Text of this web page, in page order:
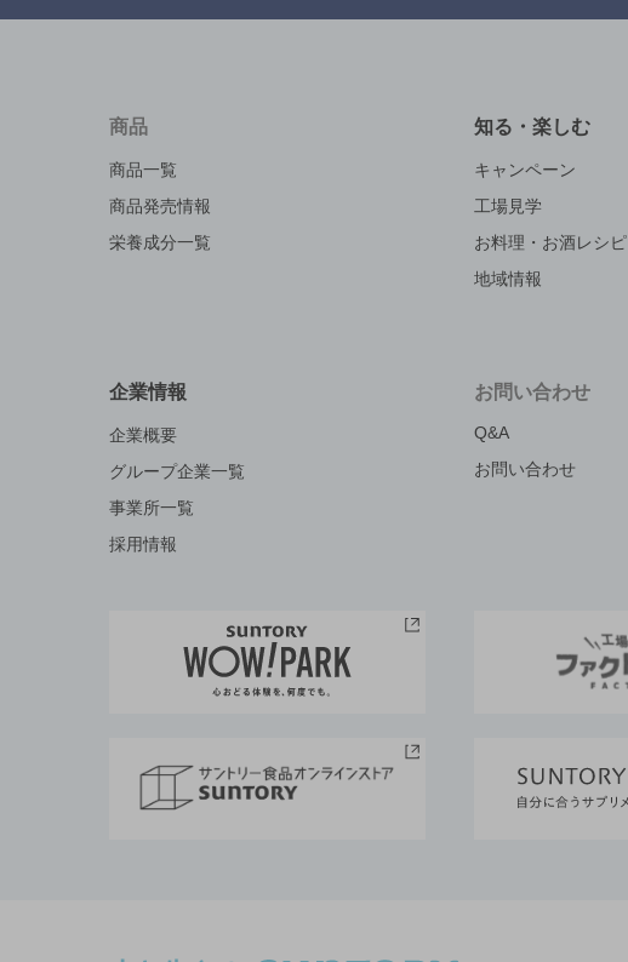
商品
商品一覧
商品発売情報
栄養成分一覧
知る・楽しむ
キャンペーン
工場見学
お料理・お酒レシピ
地域情報
企業情報
企業概要
グループ企業一覧
事業所一覧
採用情報
お問い合わせ
Q&A
お問い合わせ